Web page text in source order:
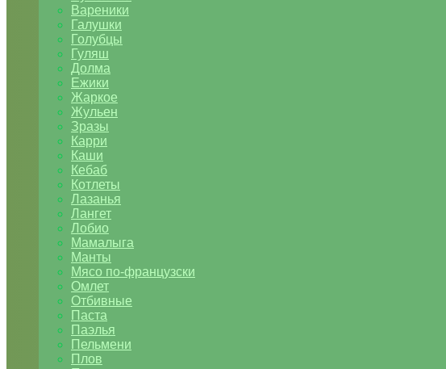
Вареники
Галушки
Голубцы
Гуляш
Долма
Ежики
Жаркое
Жульен
Зразы
Карри
Каши
Кебаб
Котлеты
Лазанья
Лангет
Лобио
Мамалыга
Манты
Мясо по-французски
Омлет
Отбивные
Паста
Паэлья
Пельмени
Плов